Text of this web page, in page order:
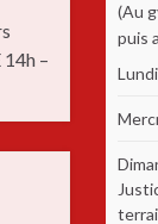
–
(Au
puis